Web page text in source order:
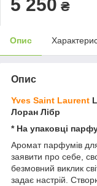
5 250 ₴
Опис
Опис
Yves Saint Laurent
Лоран Лібр
* На упаковці
Аромат парфумів
заявити про себе,
безмовний виклик
задає настрій.